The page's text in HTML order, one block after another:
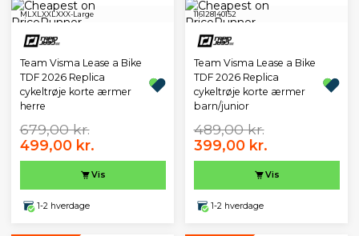
ML XL XXLXXX-Large
Team Visma Lease a Bike
TDF 2026 Replica
cykeltrøje korte ærmer
herre
679,00 kr.
499,00 kr.
Vis
1-2 hverdage
116128140152
Team Visma Lease a Bike
TDF 2026 Replica
cykeltrøje korte ærmer
barn/junior
489,00 kr.
399,00 kr.
Vis
1-2 hverdage